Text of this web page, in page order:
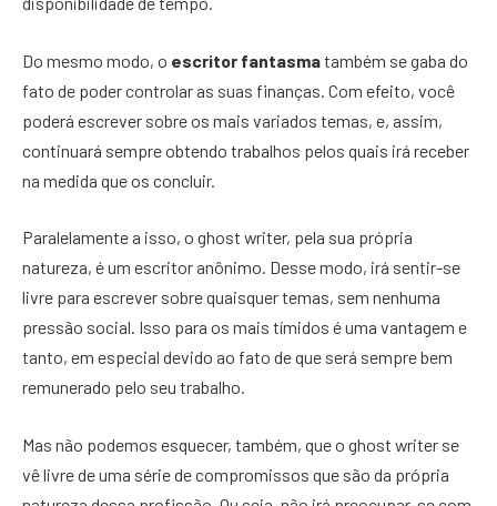
Do mesmo modo, o escritor fantasmatambém se gaba do
fato de poder controlar as suas finanças. Com efeito, você
poderá escrever sobre os mais variados temas, e, assim,
continuará sempre obtendo trabalhos pelos quais irá receber
na medida que os concluir.
Paralelamente a isso, o ghost writer, pela sua própria
natureza, é um escritor anônimo. Desse modo, irá sentir-se
livre para escrever sobre quaisquer temas, sem nenhuma
pressão social. Isso para os mais tímidos é uma vantagem e
tanto, em especial devido ao fato de que será sempre bem
remunerado pelo seu trabalho.
Mas não podemos esquecer, também, que o ghost writer se
vê livre de uma série de compromissos que são da própria